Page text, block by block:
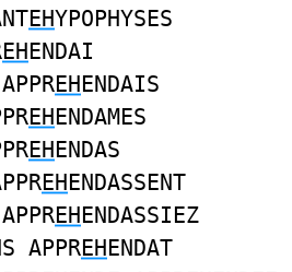
EHYPOPHYSES
EHENDAI
EHENDAIS
EHENDAMES
EHENDAS
EHENDASSENT
EHENDASSIEZ
APPREHENDAT